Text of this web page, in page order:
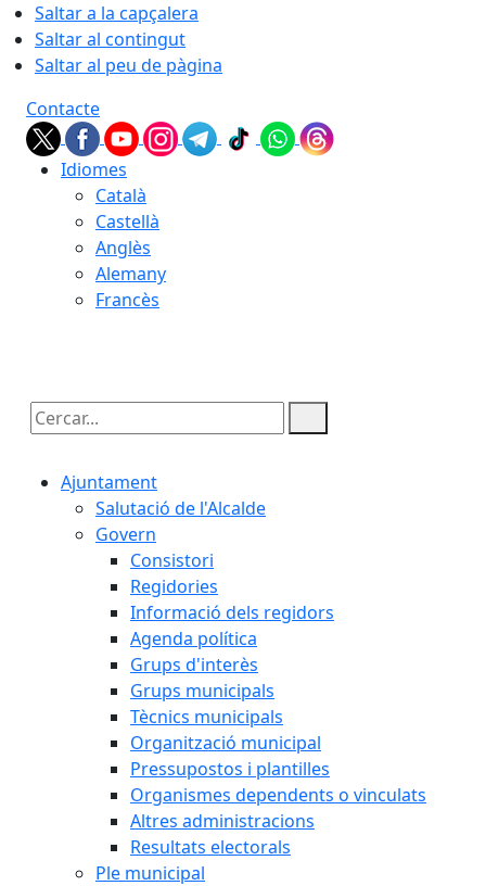
Saltar a la capçalera
Saltar al contingut
Saltar al peu de pàgina
Contacte
Idiomes
Català
Castellà
Anglès
Alemany
Francès
Cercar:
Ajuntament
Salutació de l'Alcalde
Govern
Consistori
Regidories
Informació dels regidors
Agenda política
Grups d'interès
Grups municipals
Tècnics municipals
Organització municipal
Pressupostos i plantilles
Organismes dependents o vinculats
Altres administracions
Resultats electorals
Ple municipal